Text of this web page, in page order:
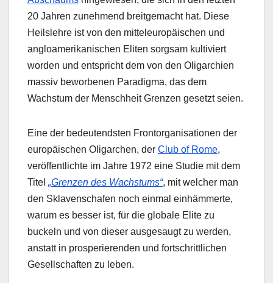
20 Jahren zunehmend breitgemacht hat. Diese
Heilslehre ist von den mitteleuropäischen und
angloamerikanischen Eliten sorgsam kultiviert
worden und entspricht dem von den Oligarchien
massiv beworbenen Paradigma, das dem
Wachstum der Menschheit Grenzen gesetzt seien.
Eine der bedeutendsten Frontorganisationen der
europäischen Oligarchen, der Club of Rome,
veröffentlichte im Jahre 1972 eine Studie mit dem
Titel „Grenzen des Wachstums“, mit welcher man
den Sklavenschafen noch einmal einhämmerte,
warum es besser ist, für die globale Elite zu
buckeln und von dieser ausgesaugt zu werden,
anstatt in prosperierenden und fortschrittlichen
Gesellschaften zu leben.